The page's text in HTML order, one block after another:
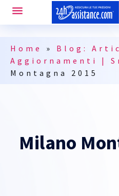
Home » Blog:
Aggiornamenti |
Montagna 2015
Milano